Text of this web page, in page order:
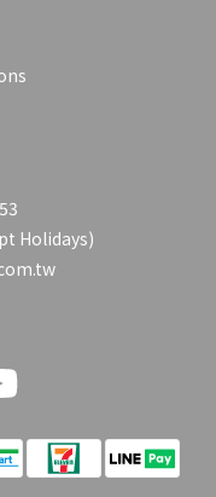
Holidays)